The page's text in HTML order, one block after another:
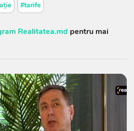
#tarife
Realitatea.md pentru mai